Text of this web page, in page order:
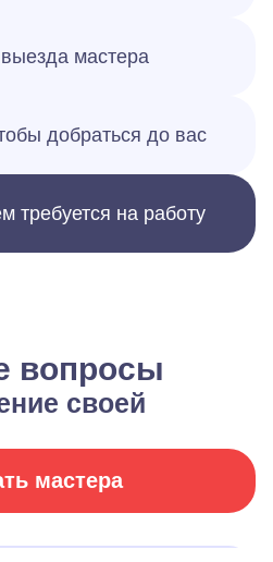
мастера
добраться до вас
требуется на работу
вопросы
своей
мастера